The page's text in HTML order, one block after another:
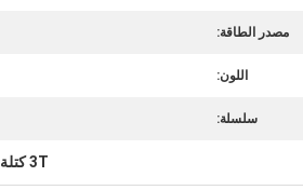
مصدر الطاقة:
اللون:
سلسلة:
3T كتلة سلسلة اليد,3M كتلة سلسلة اليد